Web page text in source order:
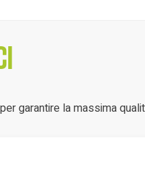
garantire la massima